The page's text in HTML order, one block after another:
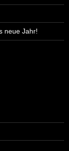
neue Jahr!